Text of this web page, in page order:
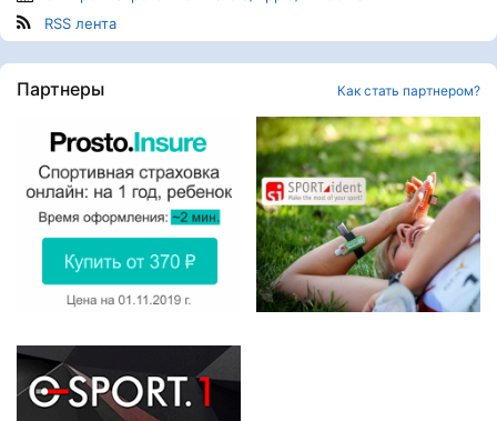
RSS лента
Партнеры Как стать партнером?